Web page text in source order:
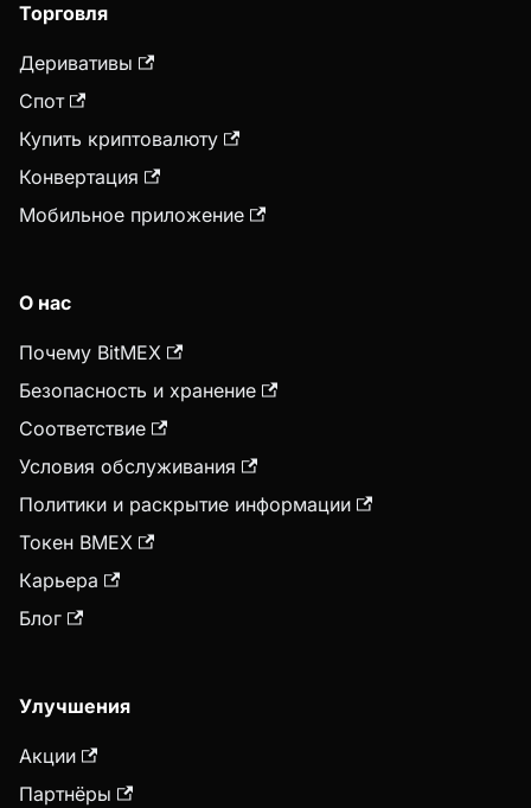
Торговля
Деривативы
Спот
Купить криптовалюту
Конвертация
Мобильное приложение
О нас
Почему BitMEX
Безопасность и хранение
Соответствие
Условия обслуживания
Политики и раскрытие информации
Токен BMEX
Карьера
Блог
Улучшения
Акции
Партнёры